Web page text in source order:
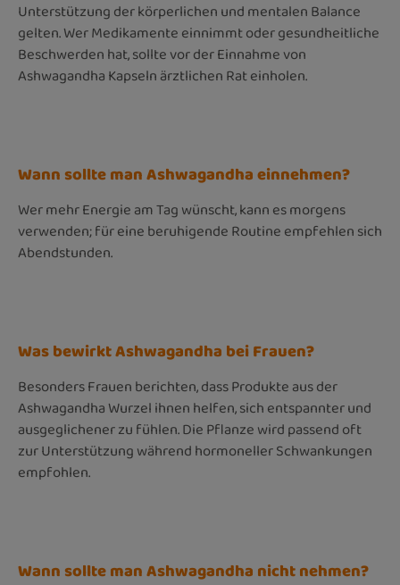
Unterstützung der körperlichen und mentalen Balance
gelten. Wer Medikamente einnimmt oder gesundheitliche
Beschwerden hat, sollte vor der Einnahme von
Ashwagandha Kapseln ärztlichen Rat einholen.
Wann sollte man Ashwagandha einnehmen?
Wer mehr Energie am Tag wünscht, kann es morgens
verwenden; für eine beruhigende Routine empfehlen sich
Abendstunden.
Was bewirkt Ashwagandha bei Frauen?
Besonders Frauen berichten, dass Produkte aus der
Ashwagandha Wurzel ihnen helfen, sich entspannter und
ausgeglichener zu fühlen. Die Pflanze wird passend oft
zur Unterstützung während hormoneller Schwankungen
empfohlen.
Wann sollte man Ashwagandha nicht nehmen?